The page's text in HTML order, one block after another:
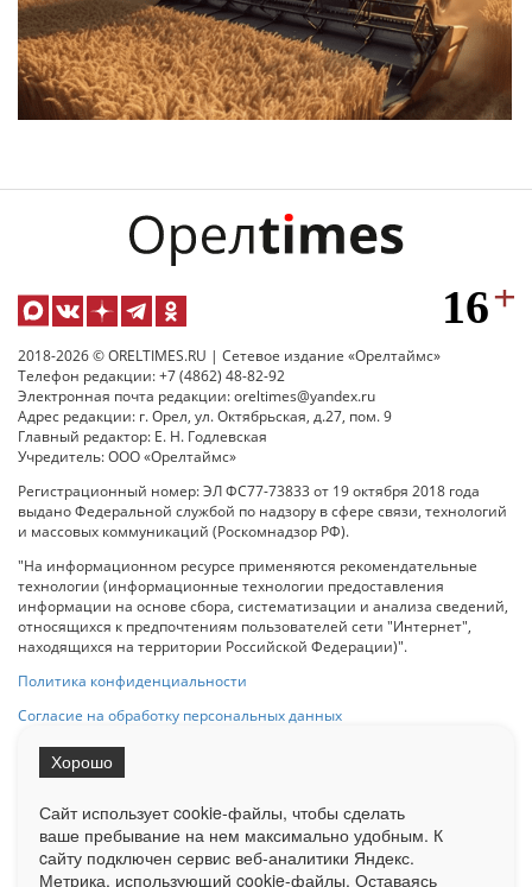
2018-2026 © ORELTIMES.RU | Сетевое издание «Орелтаймс»
Телефон редакции: +7 (4862) 48-82-92
Электронная почта редакции: oreltimes@yandex.ru
Адрес редакции: г. Орел, ул. Октябрьская, д.27, пом. 9
Главный редактор: Е. Н. Годлевская
Учредитель: ООО «Орелтаймс»
Регистрационный номер: ЭЛ ФС77-73833 от 19 октября 2018 года
выдано Федеральной службой по надзору в сфере связи, технологий
и массовых коммуникаций (Роскомнадзор РФ).
"На информационном ресурсе применяются рекомендательные
технологии (информационные технологии предоставления
информации на основе сбора, систематизации и анализа сведений,
относящихся к предпочтениям пользователей сети "Интернет",
находящихся на территории Российской Федерации)".
Политика конфиденциальности
Согласие на обработку персональных данных
При использовании любого материала с данного сайта гипер-ссылка
на Сетевое издание «ОрелТаймс» обязательна.
Ограниченная статистика посещаемости доступна на сайте
Liveinternet.ru . Подробная статистика для рекламодателей по запросу
Сайт использует cookie-файлы, чтобы сделать
ваше пребывание на нем максимально удобным. К
cайту подключен сервис веб-аналитики Яндекс.
Метрика, использующий cookie-файлы. Оставаясь
Хорошо